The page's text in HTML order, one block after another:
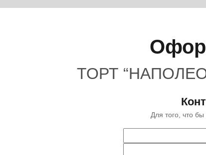
ТОРТ
Для того, что